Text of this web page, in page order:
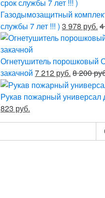
Газодымозащитный
службы 7 лет !!! ) 3 978 руб.
Огнетушитель порошковый
закачной 7 212 руб. 8 200
Рукав пожарный универсал
823 руб.